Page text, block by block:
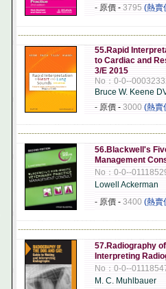
- 原價 - 3795 (熱賣
55.Rapid
to Cardiac and
3/E 2015
No：0-0--
Bruce W. Keene
- 原價 - 3000 (熱賣
56.Blackwell's
Management
No：0-0--
Lowell Ackerman
- 原價 - 3400 (熱賣
57.Radiography
Interpreting
No：0-0--
M. C. Muhlbauer